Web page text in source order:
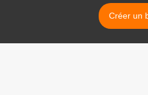
Créer un